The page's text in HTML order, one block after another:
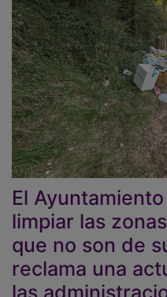
El
limpiar las
que no son de
reclama una
las